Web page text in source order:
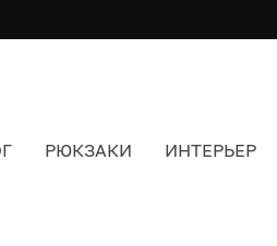
РЮКЗАКИ ИНТЕРЬЕР